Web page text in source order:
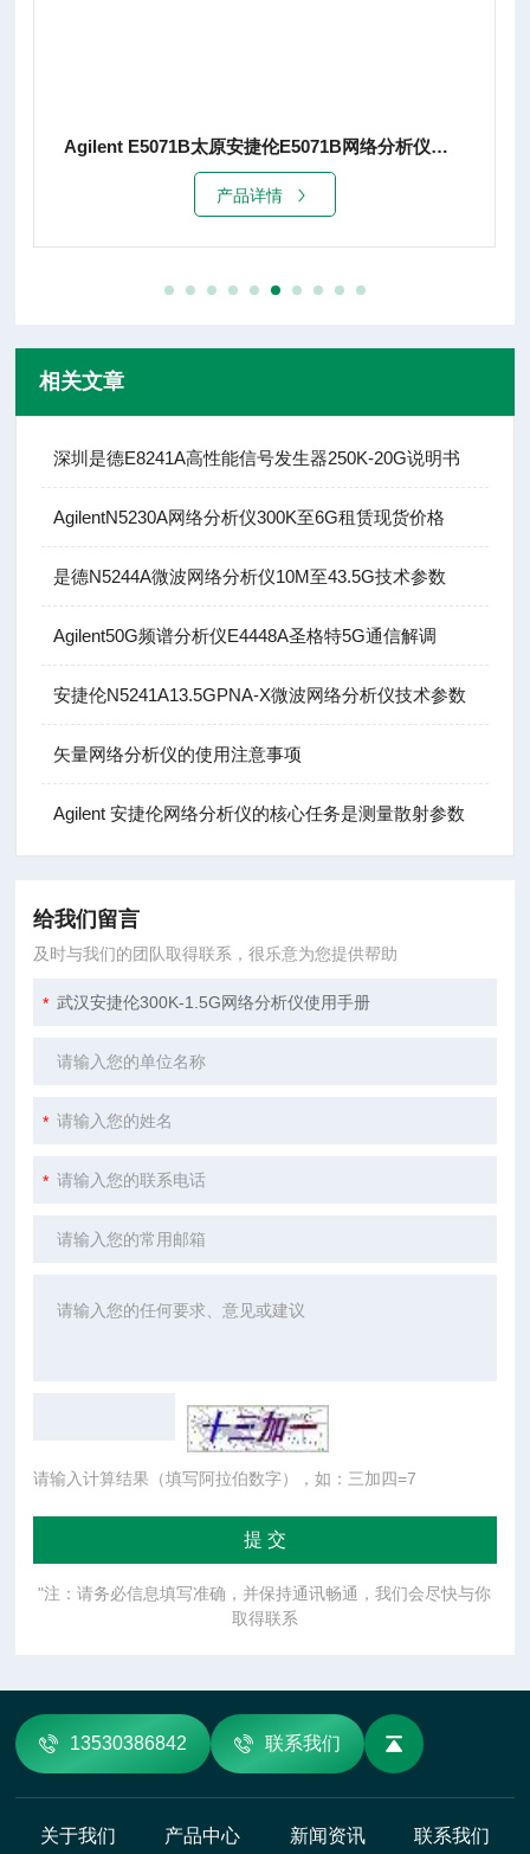
Agilent E5071B太原安捷伦E5071B网络分析仪销售
产品详情
相关文章
深圳是德E8241A高性能信号发生器250K-20G说明书
AgilentN5230A网络分析仪300K至6G租赁现货价格
是德N5244A微波网络分析仪10M至43.5G技术参数
Agilent50G频谱分析仪E4448A圣格特5G通信解调
安捷伦N5241A13.5GPNA-X微波网络分析仪技术参数
矢量网络分析仪的使用注意事项
Agilent 安捷伦网络分析仪的核心任务是测量散射参数
给我们留言
及时与我们的团队取得联系，很乐意为您提供帮助
请输入计算结果（填写阿拉伯数字），如：三加四=7
"注：请务必信息填写准确，并保持通讯畅通，我们会尽快与你
取得联系
13530386842 联系我们
关于我们 产品中心 新闻资讯 联系我们